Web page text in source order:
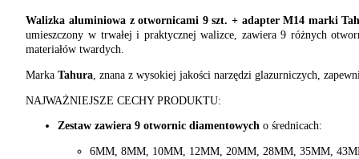
stronie
produktu
Walizka aluminiowa z otwornicami 9 szt. + adapter M14 marki
umieszczony w trwałej i praktycznej walizce, zawiera 9 różnych
materiałów twardych.
MarkaTahura, znana z wysokiej jakości narzędzi glazurniczych,
NAJWAŻNIEJSZE CECHY PRODUKTU:
Zestaw zawiera 9 otwornic diamentowych o średnicach:
6MM, 8MM, 10MM, 12MM, 20MM, 28MM, 35MM,